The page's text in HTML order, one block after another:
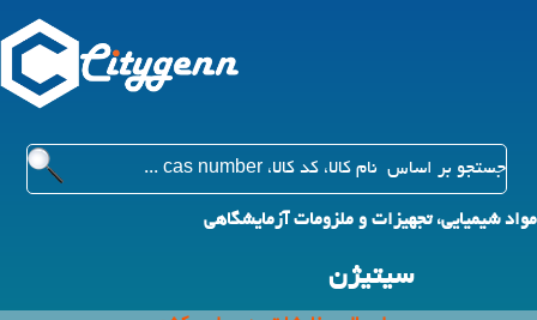
مواد شیمیایی، تجهیزات و ملزومات آزمایشگاهی
سیتیژن